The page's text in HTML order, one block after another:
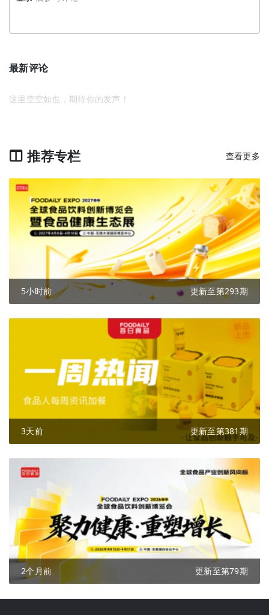
最新评论
这里空空如也，期待你的发声！
推荐专栏 查看更多
5小时前 更新至第293期
3天前 更新至第381期
2个月前 更新至第79期